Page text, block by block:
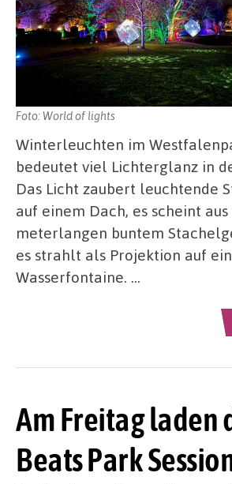
Foto: World of lights
Winterleuchten im
bedeutet viel Lichterglanz in
Das Licht zaubert leuchtende
auf einem Dach, es scheint
meterlangen buntem
es strahlt als Projektion auf
Wasserfontaine. …
Am Freitag laden
Beats Park